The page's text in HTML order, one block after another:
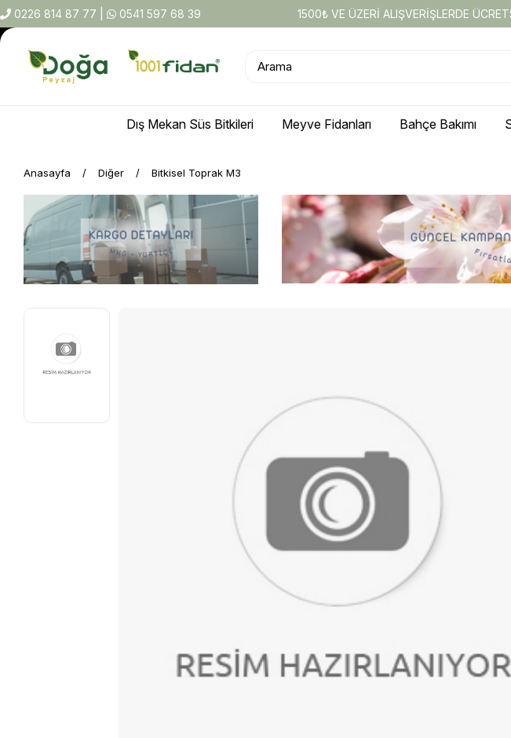
0226 814 87 77 0541 597 68 39 1500₺ VE ÜZERİ ALIŞVERİŞLERDE
Dış Mekan Süs Bitkileri Meyve Fidanları Bahçe Bakımı
Anasayfa Diğer Bitkisel Toprak M3